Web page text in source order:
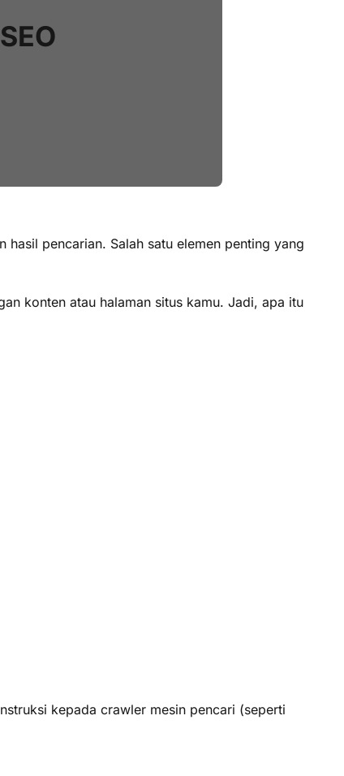
pencarian. Salah satu elemen penting yang
konten atau halaman situs kamu. Jadi, apa itu
kepada crawler mesin pencari (seperti